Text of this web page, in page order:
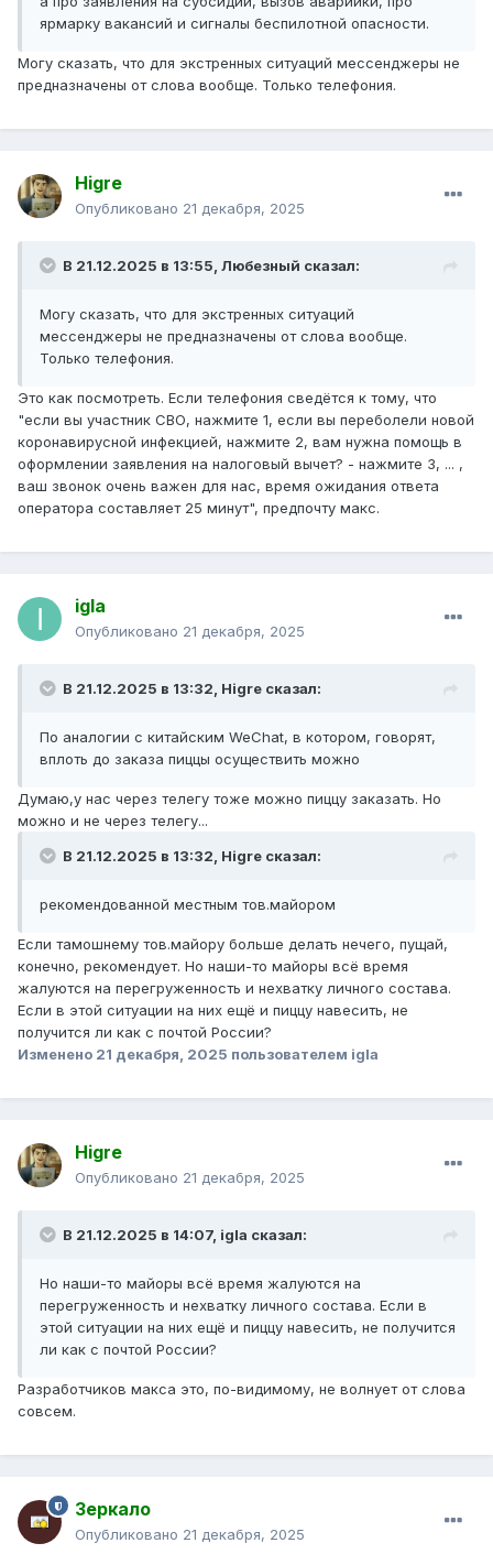
ярмарку вакансий и сигналы беспилотной опасности.
Могу сказать, что для экстренных ситуаций мессенджеры не
предназначены от слова вообще. Только телефония.
Higre
Опубликовано 21 декабря, 2025
В 21.12.2025 в 13:55, Любезный сказал:
Могу сказать, что для экстренных ситуаций
мессенджеры не предназначены от слова вообще.
Только телефония.
Это как посмотреть. Если телефония сведётся к тому, что
"если вы участник СВО, нажмите 1, если вы переболели новой
коронавирусной инфекцией, нажмите 2, вам нужна помощь в
оформлении заявления на налоговый вычет? - нажмите 3, ... ,
ваш звонок очень важен для нас, время ожидания ответа
оператора составляет 25 минут", предпочту макс.
igla
Опубликовано 21 декабря, 2025
В 21.12.2025 в 13:32, Higre сказал:
По аналогии с китайским WeChat, в котором, говорят,
вплоть до заказа пиццы осуществить можно
Думаю,у нас через телегу тоже можно пиццу заказать. Но
можно и не через телегу...
В 21.12.2025 в 13:32, Higre сказал:
рекомендованной местным тов.майором
Если тамошнему тов.майору больше делать нечего, пущай,
конечно, рекомендует. Но наши-то майоры всё время
жалуются на перегруженность и нехватку личного состава.
Если в этой ситуации на них ещё и пиццу навесить, не
получится ли как с почтой России?
Изменено 21 декабря, 2025 пользователем igla
Higre
Опубликовано 21 декабря, 2025
В 21.12.2025 в 14:07, igla сказал:
Но наши-то майоры всё время жалуются на
перегруженность и нехватку личного состава. Если в
этой ситуации на них ещё и пиццу навесить, не получится
ли как с почтой России?
Разработчиков макса это, по-видимому, не волнует от слова
совсем.
Зеркало
Опубликовано 21 декабря, 2025